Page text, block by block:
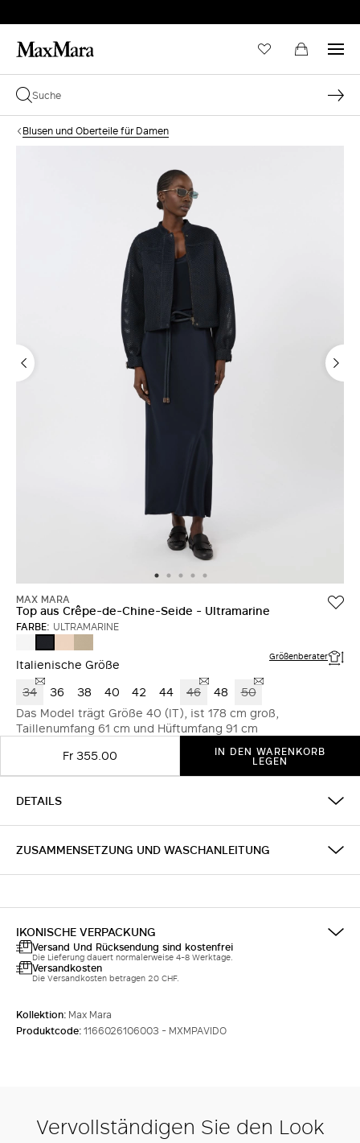
Blusen und Oberteile für Damen
MAX MARA
Top aus Crêpe-de-Chine-Seide - Ultramarine
FARBE: ULTRAMARINE
WEISS
Italienische Größe Größenberater
34 36 38 40 42 44 46 48
50
Das Model trägt Größe 40 (IT), ist 178 cm groß,
Taillenumfang 61 cm und Hüftumfang 91 cm
Fr 355.00
IN DEN WARENKORB
LEGEN
DETAILS
ZUSAMMENSETZUNG UND WASCHANLEITUNG
IKONISCHE VERPACKUNG
Versand Und Rücksendung sind kostenfrei
Die Lieferung dauert normalerweise 4-8 Werktage.
Versandkosten
Die Versandkosten betragen 20 CHF.
Kollektion: Max Mara
Produktcode:1166026106003 - MXMPAVIDO
Vervollständigen Sie den Look